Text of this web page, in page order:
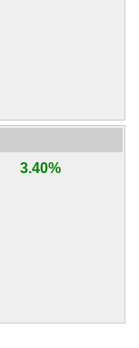
3.40%